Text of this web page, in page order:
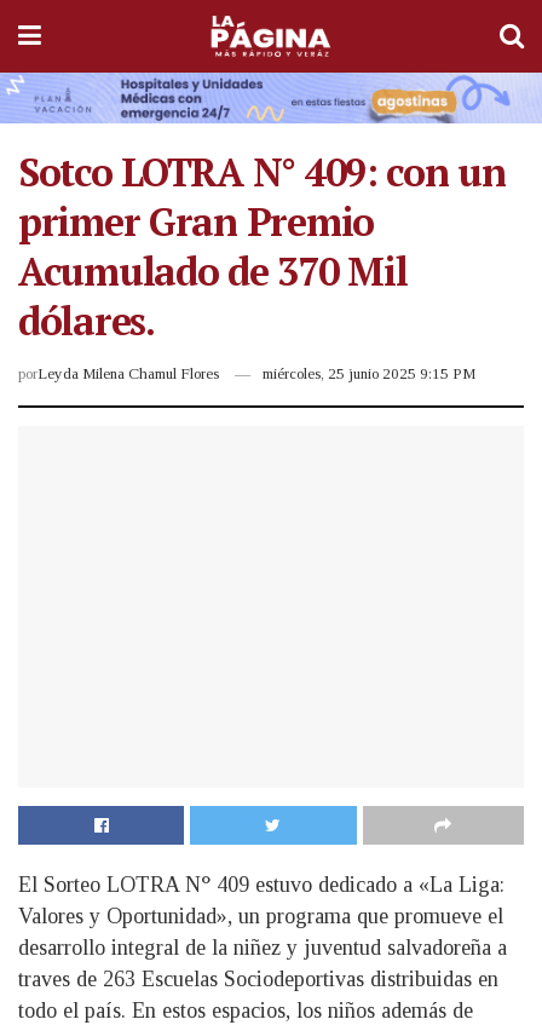
Sotco LOTRA N° 409: con un
primer Gran Premio
Acumulado de 370 Mil
dólares.
porLeyda Milena Chamul Flores miércoles, 25 junio 2025 9:15 PM
El Sorteo LOTRA N° 409 estuvo dedicado a «La Liga:
Valores y Oportunidad», un programa que promueve el
desarrollo integral de la niñez y juventud salvadoreña a
traves de 263 Escuelas Sociodeportivas distribuidas en
todo el país. En estos espacios, los niños además de